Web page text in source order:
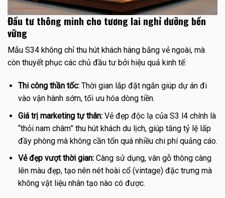
Đầu tư thông minh cho tương lai nghỉ dưỡng bền
vững
Mẫu S34 không chỉ thu hút khách hàng bằng vẻ ngoài, mà
còn thuyết phục các chủ đầu tư bởi hiệu quả kinh tế:
Thi công thần tốc:Thời gian lắp đặt ngắn giúp dự án đi
vào vận hành sớm, tối ưu hóa dòng tiền.
Giá trị marketing tự thân:Vẻ đẹp độc lạ của S3 l4 chính là
“thỏi nam châm” thu hút khách du lịch, giúp tăng tỷ lệ lấp
đầy phòng mà không cần tốn quá nhiều chi phí quảng cáo.
Vẻ đẹp vượt thời gian:Càng sử dụng, vân gỗ thông càng
lên màu đẹp, tạo nên nét hoài cổ (vintage) đặc trưng mà
không vật liệu nhân tạo nào có được.